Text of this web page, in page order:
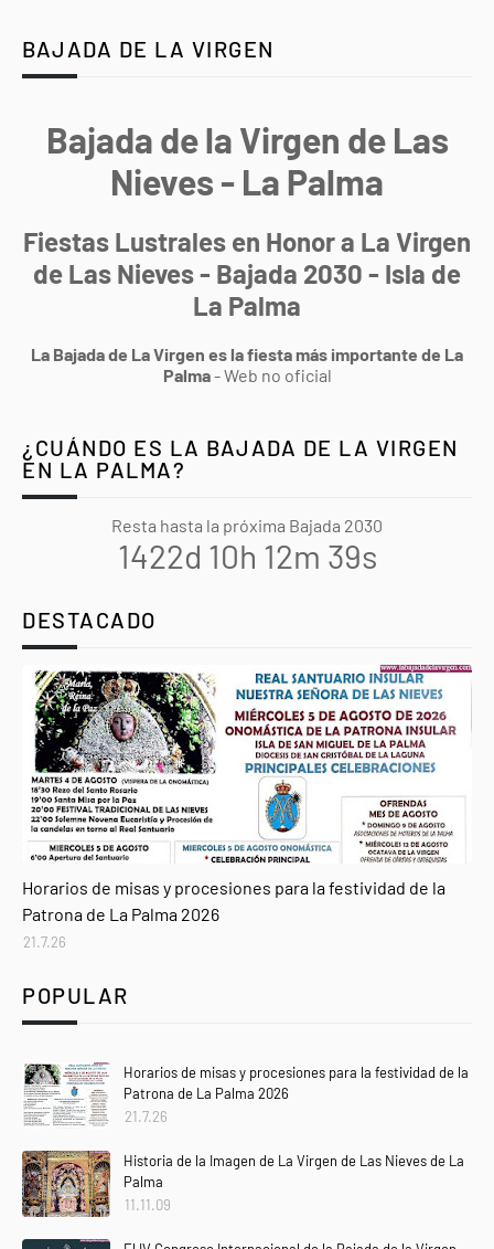
BAJADA DE LA VIRGEN
Bajada de la Virgen de Las
Nieves - La Palma
Fiestas Lustrales en Honor a La Virgen
de Las Nieves - Bajada 2030 - Isla de
La Palma
La Bajada de La Virgen es la fiesta más importante de La
Palma- Web no oficial
¿CUÁNDO ES LA BAJADA DE LA VIRGEN
EN LA PALMA?
Resta hasta la próxima Bajada 2030
1422d 10h 12m 38s
DESTACADO
Horarios de misas y procesiones para la festividad de la
Patrona de La Palma 2026
21.7.26
POPULAR
Horarios de misas y procesiones para la festividad de la
Patrona de La Palma 2026
21.7.26
Historia de la Imagen de La Virgen de Las Nieves de La
Palma
11.11.09